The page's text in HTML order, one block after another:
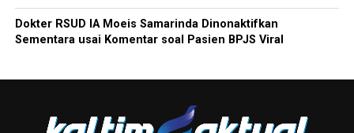
Dokter RSUD IA Moeis Samarinda Dinonaktifkan
Sementara usai Komentar soal Pasien BPJS Viral